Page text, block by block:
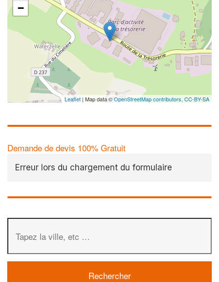
−
Leaflet | Map data ©OpenStreetMap contributors, CC-BY-SA
Demande de devis 100% Gratuit
Erreur lors du chargement du formulaire